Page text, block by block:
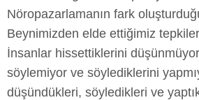
Nöropazarlamanın fark
Beynimizden elde ettiğimiz
İnsanlar hissettiklerini
söylemiyor ve söylediklerini
düşündükleri, söyledikleri ve